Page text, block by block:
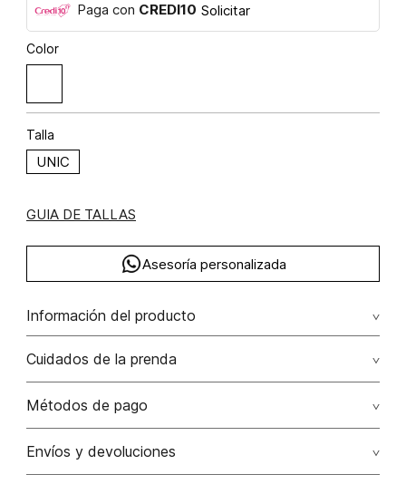
Paga con CREDI10 Solicitar
Color
Talla
UNIC
GUIA DE TALLAS
Asesoría personalizada
Información del producto
Pulsera cadenas set x3
Cuidados de la prenda
Métodos de pago
Tarjetas de crédito: Visa, Dinners, Master Card y American
Envíos y devoluciones